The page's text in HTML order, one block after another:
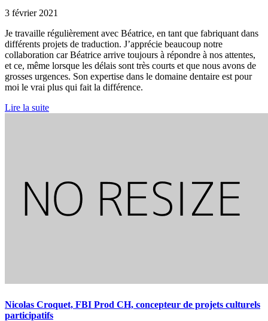
3 février 2021
Je travaille régulièrement avec Béatrice, en tant que fabriquant dans
différents projets de traduction. J’apprécie beaucoup notre
collaboration car Béatrice arrive toujours à répondre à nos attentes,
et ce, même lorsque les délais sont très courts et que nous avons de
grosses urgences. Son expertise dans le domaine dentaire est pour
moi le vrai plus qui fait la différence.
Lire la suite
Nicolas Croquet, FBI Prod CH, concepteur de projets culturels
participatifs